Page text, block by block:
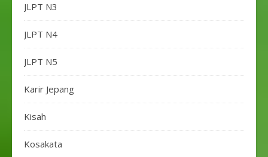
JLPT N3
JLPT N4
JLPT N5
Karir Jepang
Kisah
Kosakata